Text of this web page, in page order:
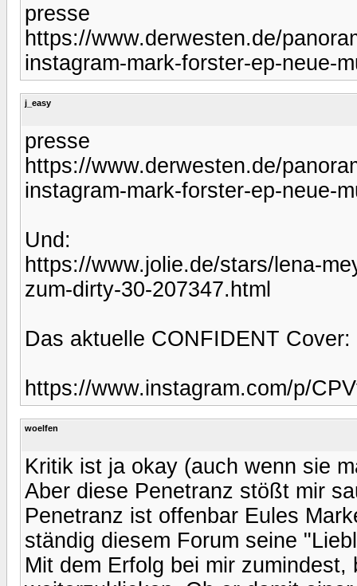
presse
https://www.derwesten.de/
instagram-mark-forster-ep-neue-
j_easy
presse
https://www.derwesten.de/
instagram-mark-forster-ep-neue-
Und:
https://www.jolie.de/stars/lena-
zum-dirty-30-207347.html
Das aktuelle CONFIDENT Cover:
https://www.instagram.com/p/
woelfen
Kritik ist ja okay (auch wenn sie
Aber diese Penetranz stößt mir
Penetranz ist offenbar Eules
ständig diesem Forum seine
Mit dem Erfolg bei mir